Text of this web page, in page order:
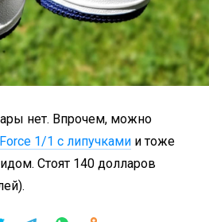
нет. Впрочем, можно
1/1 с липучками и тоже
Стоят 140 долларов